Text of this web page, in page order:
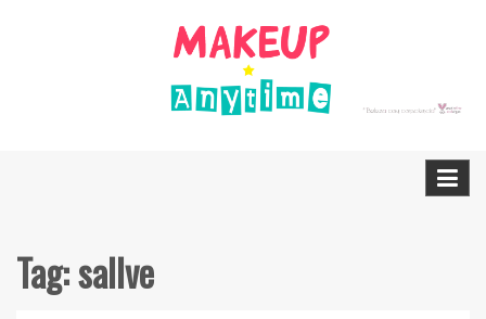
Tag:sallve